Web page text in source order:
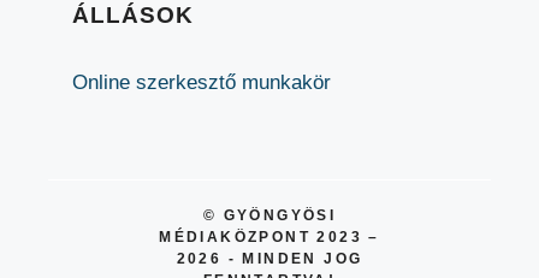
ÁLLÁSOK
Online szerkesztő munkakör
© GYÖNGYÖSI
MÉDIAKÖZPONT 2023 –
2026 - MINDEN JOG